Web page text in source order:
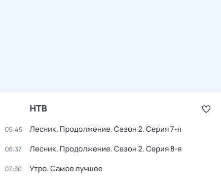
НТВ
05:45 Лесник. Продолжение. Сезон 2. Серия 7-я
06:37 Лесник. Продолжение. Сезон 2. Серия 8-я
07:30 Утро. Самое лучшее